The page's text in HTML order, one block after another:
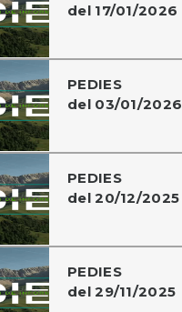
del 17/01/2026
PEDIES
del 03/01/2026
PEDIES
del 20/12/2025
PEDIES
del 29/11/2025